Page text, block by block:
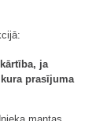
ja
prasījuma